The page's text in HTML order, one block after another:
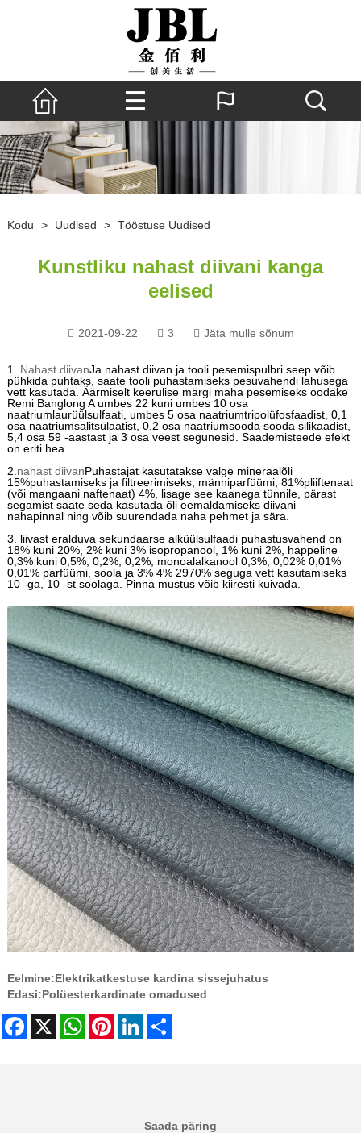
Kodu > Uudised > Tööstuse Uudised
Kunstliku nahast diivani kanga
eelised
2021-09-22 3 Jäta mulle sõnum
1. Nahast diivanJa nahast diivan ja tooli pesemispulbri seep võib
pühkida puhtaks, saate tooli puhastamiseks pesuvahendi lahusega
vett kasutada. Äärmiselt keerulise märgi maha pesemiseks oodake
Remi Banglong A umbes 22 kuni umbes 10 osa
naatriumlaurüülsulfaati, umbes 5 osa naatriumtripolüfosfaadist, 0,1
osa naatriumsalitsülaatist, 0,2 osa naatriumsooda sooda silikaadist,
5,4 osa 59 -aastast ja 3 osa veest segunesid. Saademisteede efekt
on eriti hea.
2. nahast diivanPuhastajat kasutatakse valge mineraalõli
15%puhastamiseks ja filtreerimiseks, männiparfüümi, 81%pliiftenaat
(või mangaani naftenaat) 4%, lisage see kaanega tünnile, pärast
segamist saate seda kasutada õli eemaldamiseks diivani
nahapinnal ning võib suurendada naha pehmet ja sära.
3. liivast eralduva sekundaarse alküülsulfaadi puhastusvahend on
18% kuni 20%, 2% kuni 3% isopropanool, 1% kuni 2%, happeline
0,3% kuni 0,5%, 0,2%, 0,2%, monoalalkanool 0,3%, 0,02% 0,01%
0,01% parfüümi, soola ja 3% 4% 2970% seguga vett kasutamiseks
10 -ga, 10 -st soolaga. Pinna mustus võib kiiresti kuivada.
Eelmine:Elektrikatkestuse kardina sissejuhatus
Edasi:Polüesterkardinate omadused
Facebook
X WhatsAppPinterestLinkedIn
Saada päring